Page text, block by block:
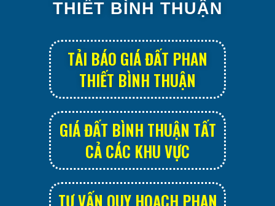
THIẾT BÌNH THUẬN
TẢI BÁO GIÁ ĐẤT PHAN
THIẾT BÌNH THUẬN
GIÁ ĐẤT BÌNH THUẬN TẤT
CẢ CÁC KHU VỰC
TƯ VẤN QUY HOẠCH PHAN